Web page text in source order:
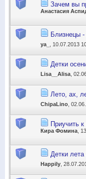
Зачем вы
Анастасия
Близнецы -
ya_ , 10.07.2013
Детки
Lisa__Alisa ,
Лето, ах,
ChipaLino ,
Приучить
Кира Фомина ,
Детки лета
Happily ,